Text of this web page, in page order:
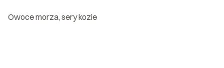
Owoce morza, sery kozie